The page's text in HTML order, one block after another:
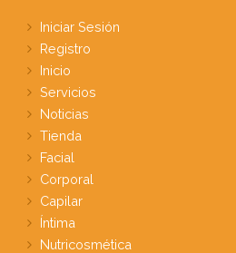
Iniciar Sesión
Registro
Inicio
Servicios
Noticias
Tienda
Facial
Corporal
Capilar
Íntima
Nutricosmética